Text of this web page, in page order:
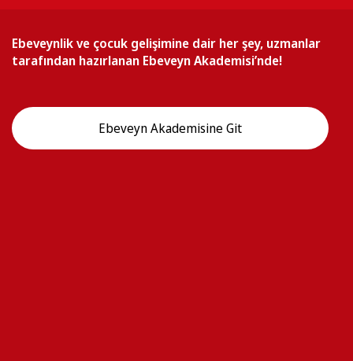
Ebeveynlik ve çocuk gelişimine dair her şey, uzmanlar
tarafından hazırlanan Ebeveyn Akademisi’nde!
Ebeveyn Akademisine Git